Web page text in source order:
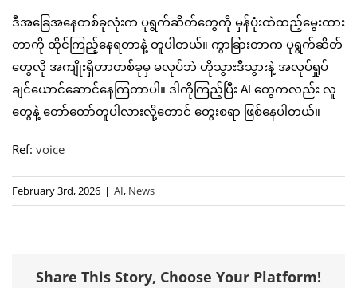
ဒီအခြေအနေတစ်ခုလုံးက ပုရွက်ဆိတ်တွေကို မှန်ပုံးထဲထည့်မွေးထား
တာကို ထိုင်ကြည့်နေရတာနဲ့ တူပါတယ်။ ကွာခြားတာက ပုရွက်ဆိတ်
တွေလို အကျိုးရှိတာတစ်ခုမှ မလုပ်ဘဲ ဟိုသွားဒီသွားနဲ့ အလုပ်ရှုပ်
ချင်ယောင်ဆောင်နေကြတာပါ။ ဒါကိုကြည့်ပြီး AI တွေကလည်း လူ
တွေနဲ့ တော်တော်တူပါလားလို့တောင် တွေးစရာ ဖြစ်နေပါတယ်။
Ref: voice
February 3rd, 2026 | AI, News
Share This Story, Choose Your Platform!